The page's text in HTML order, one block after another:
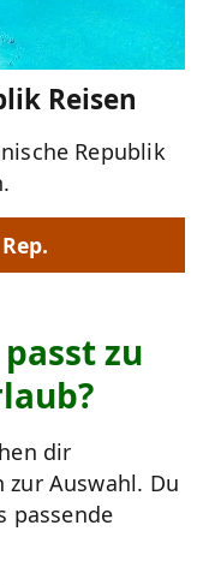
Reisen
Republik
zu
dir
Auswahl. Du
passende